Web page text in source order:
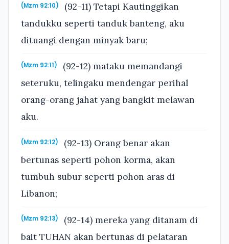
(Mzm 92:10)
(92-11) Tetapi Kautinggikan
tandukku seperti tanduk banteng, aku
dituangi dengan minyak baru;
(Mzm 92:11)
(92-12) mataku memandangi
seteruku, telingaku mendengar perihal
orang-orang jahat yang bangkit melawan
aku.
(Mzm 92:12)
(92-13) Orang benar akan
bertunas seperti pohon korma, akan
tumbuh subur seperti pohon aras di
Libanon;
(Mzm 92:13)
(92-14) mereka yang ditanam di
bait TUHAN akan bertunas di pelataran